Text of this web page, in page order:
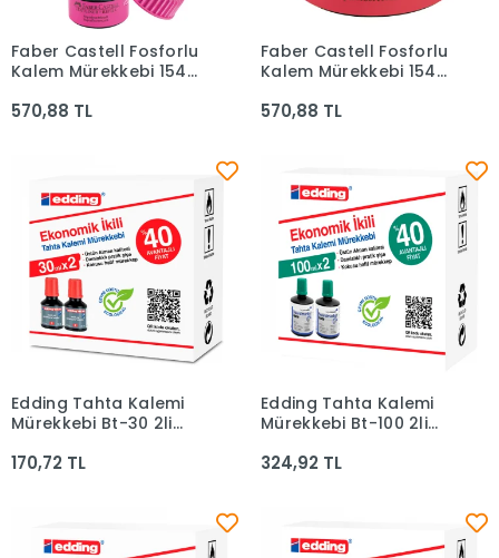
Sepete Ekle
Faber Castell Fosforlu
Kalem Mürekkebi 1549
570,88 TL
Sepete Ekle
Faber Castell Fosforlu
Kalem Mürekkebi 1549
570,88 TL
Sepete Ekle
Edding Tahta Kalemi
Mürekkebi Bt-30 2li
170,72 TL
Sepete Ekle
Edding Tahta Kalemi
Mürekkebi Bt-100 2li
324,92 TL